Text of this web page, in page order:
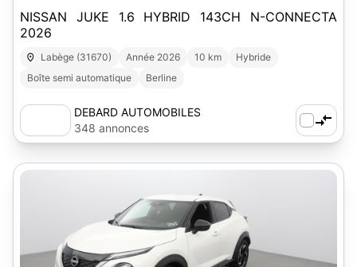
NISSAN JUKE 1.6 HYBRID 143CH N-CONNECTA
2026
Labège (31670) Année 2026 10 km
Hybride
Boîte semi automatique
Berline
DEBARD AUTOMOBILES
348 annonces